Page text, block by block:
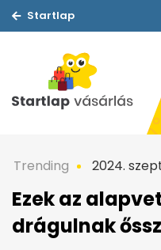
Startlap
Trending 2024.
Ezek az
drágulnak